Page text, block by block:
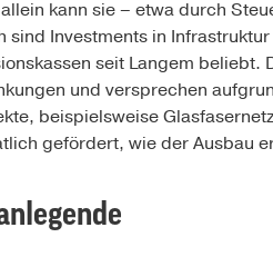
kann sie – etwa durch
sind Investments in
seit Langem
und versprechen
beispielsweise
gefördert, wie der Ausbau